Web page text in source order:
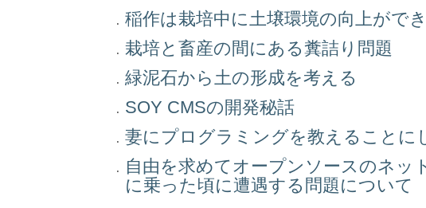
稲作は栽培中に土壌環境の向上がで
栽培と畜産の間にある糞詰り問題
緑泥石から土の形成を考える
SOY CMSの開発秘話
妻にプログラミングを教えることに
自由を求めてオープンソースのネッ
に乗った頃に遭遇する問題について